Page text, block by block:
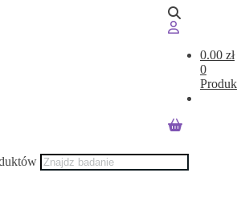
0.00 zł
0